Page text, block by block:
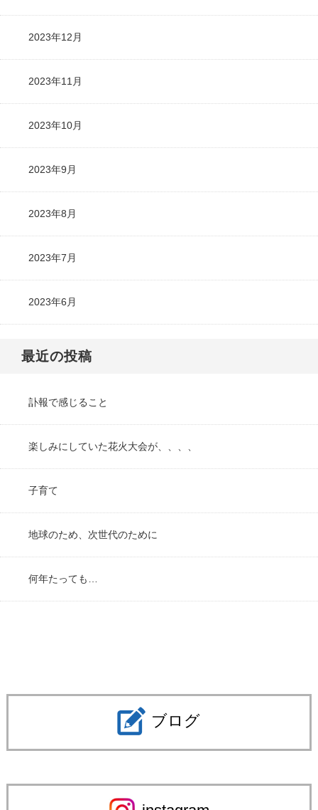
2023年12月
2023年11月
2023年10月
2023年9月
2023年8月
2023年7月
2023年6月
最近の投稿
訃報で感じること
楽しみにしていた花火大会が、、、、
子育て
地球のため、次世代のために
何年たっても…
ブログ